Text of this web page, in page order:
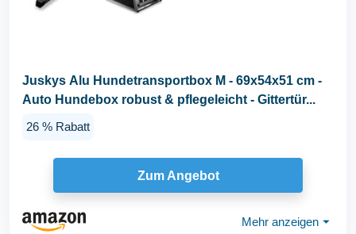
Juskys Alu Hundetransportbox M - 69x54x51 cm -
Auto Hundebox robust & pflegeleicht - Gittertür...
26 % Rabatt
Zum Angebot
Mehr anzeigen ⏷